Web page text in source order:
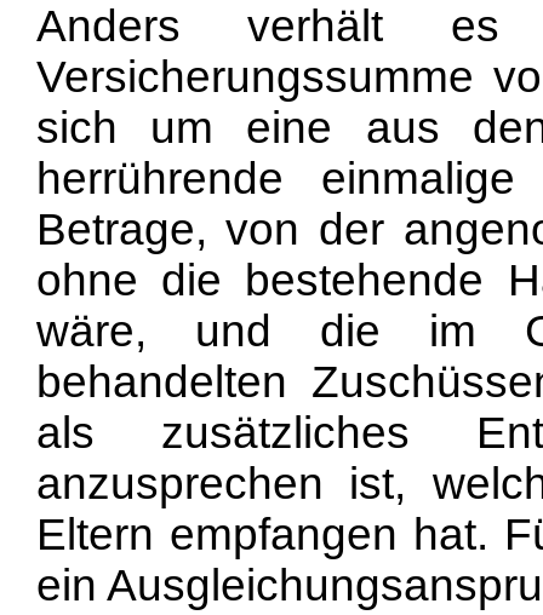
Anders verhält
Versicherungssumme
sich um eine aus
herrührende
Betrage, von der
ohne die bestehende
wäre, und die im
behandelten
als zusätzliches
anzusprechen ist,
Eltern empfangen hat.
ein